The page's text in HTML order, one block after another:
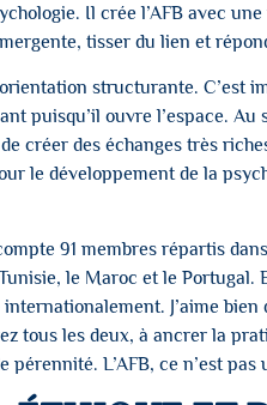
Il crée l’AFB avec
tisser du lien et
structurante. C’est
puisqu’il ouvre l’espace.
créer des échanges très
le développement de la
91 membres répartis
le Maroc et le
J’aime
tous les deux, à ancrer la
L’AFB, ce n’est